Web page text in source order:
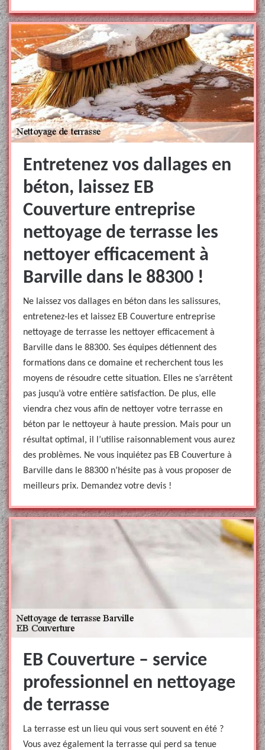
Entretenez vos dallages en
béton, laissez EB
Couverture entreprise
nettoyage de terrasse les
nettoyer efficacement à
Barville dans le 88300 !
Ne laissez vos dallages en béton dans les salissures,
entretenez-les et laissez EB Couverture entreprise
nettoyage de terrasse les nettoyer efficacement à
Barville dans le 88300. Ses équipes détiennent des
formations dans ce domaine et recherchent tous les
moyens de résoudre cette situation. Elles ne s’arrêtent
pas jusqu’à votre entière satisfaction. De plus, elle
viendra chez vous afin de nettoyer votre terrasse en
béton par le nettoyeur à haute pression. Mais pour un
résultat optimal, il l’utilise raisonnablement vous aurez
des problèmes. Ne vous inquiétez pas EB Couverture à
Barville dans le 88300 n’hésite pas à vous proposer de
meilleurs prix. Demandez votre devis !
EB Couverture – service
professionnel en nettoyage
de terrasse
La terrasse est un lieu qui vous sert souvent en été ?
Vous avez également la terrasse qui perd sa tenue